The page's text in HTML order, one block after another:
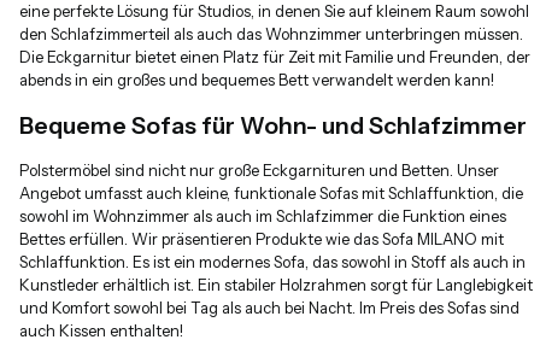
eine perfekte Lösung für Studios, in denen Sie auf kleinem Raum sowohl
den Schlafzimmerteil als auch das Wohnzimmer unterbringen müssen.
Die Eckgarnitur bietet einen Platz für Zeit mit Familie und Freunden, der
abends in ein großes und bequemes Bett verwandelt werden kann!
Bequeme Sofas für Wohn- und Schlafzimmer
Polstermöbel sind nicht nur große Eckgarnituren und Betten. Unser
Angebot umfasst auch kleine, funktionale Sofas mit Schlaffunktion, die
sowohl im Wohnzimmer als auch im Schlafzimmer die Funktion eines
Bettes erfüllen. Wir präsentieren Produkte wie das Sofa MILANO mit
Schlaffunktion. Es ist ein modernes Sofa, das sowohl in Stoff als auch in
Kunstleder erhältlich ist. Ein stabiler Holzrahmen sorgt für Langlebigkeit
und Komfort sowohl bei Tag als auch bei Nacht. Im Preis des Sofas sind
auch Kissen enthalten!